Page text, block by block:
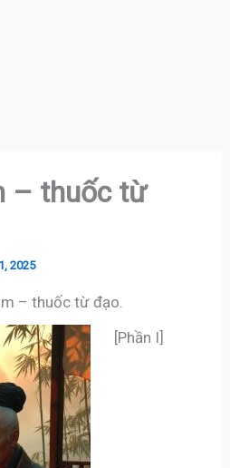
– thuốc từ
2025
– thuốc từ đạo.
[Phần I]